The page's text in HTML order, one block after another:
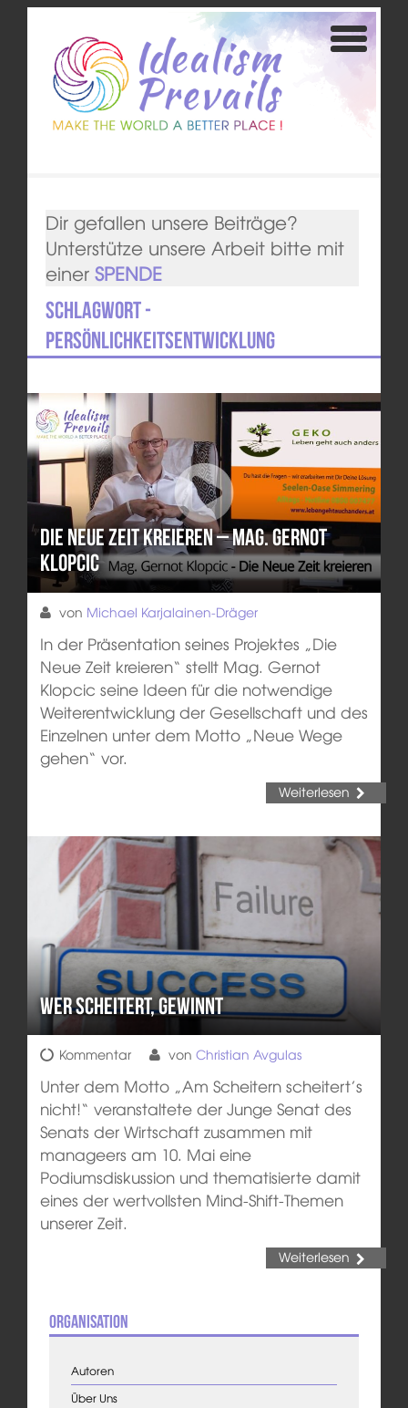
Dir gefallen unsere Beiträge?
Unterstütze unsere Arbeit bitte mit
einer SPENDE
Schlagwort -
Persönlichkeitsentwicklung
Die Neue Zeit kreieren – Mag. Gernot
Klopcic
von Michael Karjalainen-Dräger
In der Präsentation seines Projektes „Die
Neue Zeit kreieren“ stellt Mag. Gernot
Klopcic seine Ideen für die notwendige
Weiterentwicklung der Gesellschaft und des
Einzelnen unter dem Motto „Neue Wege
gehen“ vor.
Weiterlesen
Wer scheitert, gewinnt
Kommentar von Christian Avgulas
Unter dem Motto „Am Scheitern scheitert’s
nicht!“ veranstaltete der Junge Senat des
Senats der Wirtschaft zusammen mit
manageers am 10. Mai eine
Podiumsdiskussion und thematisierte damit
eines der wertvollsten Mind-Shift-Themen
unserer Zeit.
Weiterlesen
Organisation
Autoren
Über Uns